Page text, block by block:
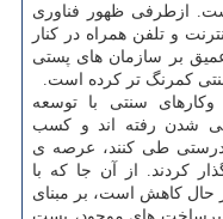
ازطرفی ظهور فناوری
و تلفن همراه در کنار
بر سازمان های پستی
کمرنگ تر کرده است.
سنتی با توسعه
شدن رفته اند و کسب
درستی طی کنند، عرصه ی
کردند. از آن جا که با
حال کاهش است، بر مبنای